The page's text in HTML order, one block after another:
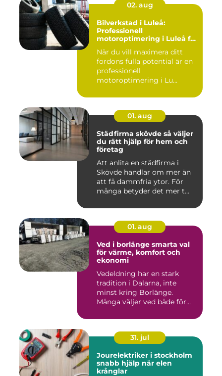
02. aug
Bilverkstad i Luleå:
Professionell
motoroptimering i Luleå för
När du vill maximera ditt
fordons fulla potential är en
professionell
motoroptimering i Lu...
01. aug
Städfirma skövde så väljer
du rätt hjälp för hem och
företag
Att anlita en städfirma i
Skövde handlar om mer än
att få dammfria ytor. För
många betyder det mer t...
01. aug
Ved i borlänge smarta val
för värme, komfort och
ekonomi
Vedeldning har en stark
tradition i Dalarna, inte
minst kring Borlänge.
Många väljer ved både för
31. jul
Jourelektriker i stockholm
snabb hjälp när elen
krånglar